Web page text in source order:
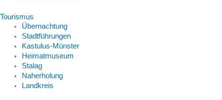
Tourismus
Übernachtung
Stadtführungen
Kastulus-Münster
Heimatmuseum
Stalag
Naherholung
Landkreis